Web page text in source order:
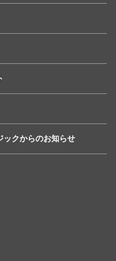
ックからのお知らせ